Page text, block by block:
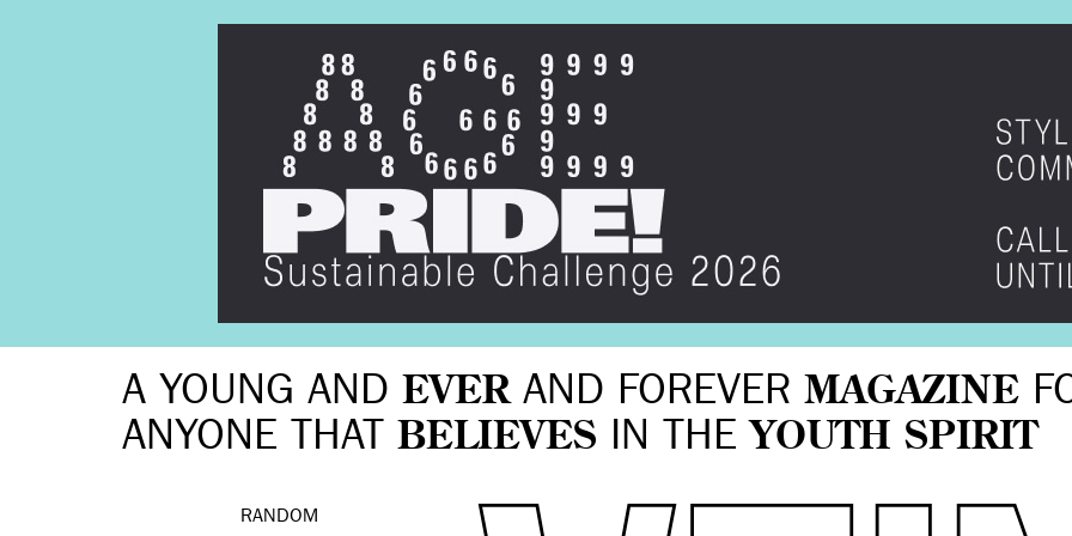
A YOUNG AND EVERAND FOREVER MAGAZINE
ANYONE THAT BELIEVES IN THE YOUTH SPIRIT
RANDOM